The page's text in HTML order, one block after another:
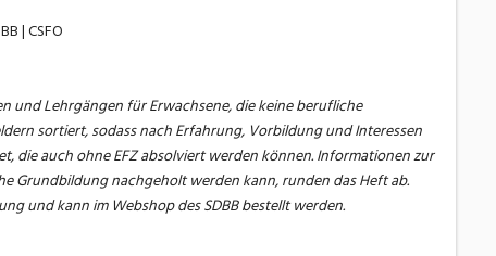
| CSFO
und Lehrgängen für Erwachsene, die keine berufliche
sortiert, sodass nach Erfahrung, Vorbildung und Interessen
die auch ohne EFZ absolviert werden können. Informationen zur
Grundbildung nachgeholt werden kann, runden das Heft ab.
und kann im Webshop des SDBB bestellt werden.